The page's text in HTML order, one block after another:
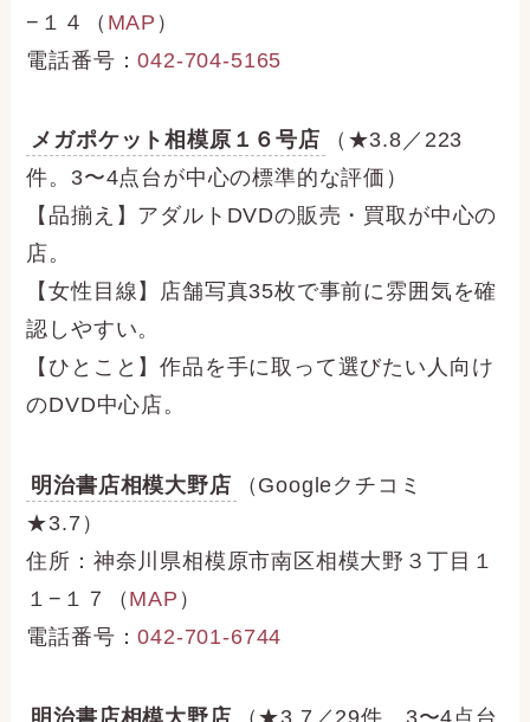
−１４（ MAP ）
電話番号：042-704-5165
メガポケット相模原１６号店
（★3.8／223
件。3〜4点台が中心の標準的な評価）
【品揃え】アダルトDVDの販売・買取が中心の
店。
【女性目線】店舗写真35枚で事前に雰囲気を確
認しやすい。
【ひとこと】作品を手に取って選びたい人向け
のDVD中心店。
明治書店相模大野店
（Googleクチコミ
★3.7）
住所：神奈川県相模原市南区相模大野３丁目１
１−１７（ MAP ）
電話番号：042-701-6744